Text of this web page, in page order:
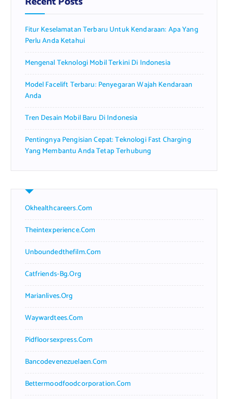
o
:Fitur Keselamatan Terbaru Untuk Kendaraan: Apa Yang
Perlu Anda Ketahui
Mengenal Teknologi Mobil Terkini Di Indonesia
Model Facelift Terbaru: Penyegaran Wajah Kendaraan
Anda
Tren Desain Mobil Baru Di Indonesia
Pentingnya Pengisian Cepat: Teknologi Fast Charging
Yang Membantu Anda Tetap Terhubung
Okhealthcareers.com
Theintexperience.com
Unboundedthefilm.com
Catfriends-Bg.org
Marianlives.org
Waywardtees.com
Pidfloorsexpress.com
Bancodevenezuelaen.com
Bettermoodfoodcorporation.com